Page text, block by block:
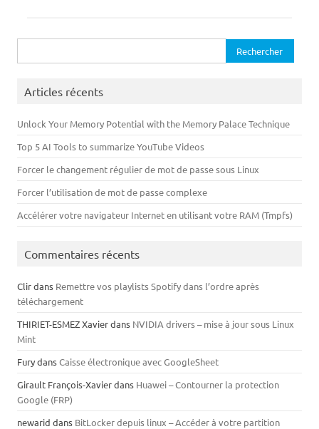
Articles récents
Unlock Your Memory Potential with the Memory Palace Technique
Top 5 AI Tools to summarize YouTube Videos
Forcer le changement régulier de mot de passe sous Linux
Forcer l’utilisation de mot de passe complexe
Accélérer votre navigateur Internet en utilisant votre RAM (Tmpfs)
Commentaires récents
Clirdans Remettre vos playlists Spotify dans l’ordre après
téléchargement
THIRIET-ESMEZ Xavierdans NVIDIA drivers – mise à jour sous Linux
Mint
FurydansCaisse électronique avec GoogleSheet
Girault François-Xavierdans Huawei – Contourner la protection
Google (FRP)
newarid dans BitLocker depuis linux – Accéder à votre partition